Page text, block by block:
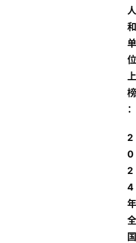
人
和
单
位
上
榜
：
2
0
2
4
年
全
国